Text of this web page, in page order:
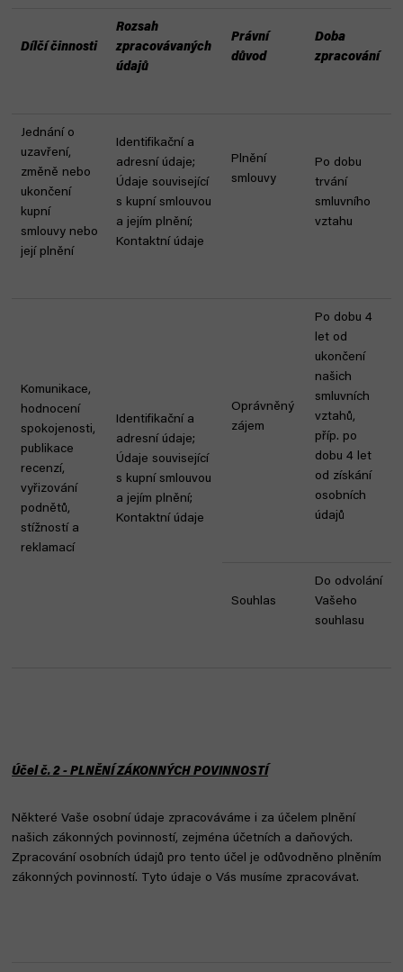
Dílčí činnosti
Rozsah
zpracovávaných
údajů
Právní
důvod
Doba
zpracování
Jednání o
uzavření,
změně nebo
ukončení
kupní
smlouvy nebo
její plnění
Identifikační a
adresní údaje;
Údaje související
s kupní smlouvou
a jejím plnění;
Kontaktní údaje
Plnění
smlouvy
Po dobu
trvání
smluvního
vztahu
Komunikace,
hodnocení
spokojenosti,
publikace
recenzí,
vyřizování
podnětů,
stížností a
reklamací
Identifikační a
adresní údaje;
Údaje související
s kupní smlouvou
a jejím plnění;
Kontaktní údaje
Oprávněný
zájem
Po dobu 4
let od
ukončení
našich
smluvních
vztahů,
příp. po
dobu 4 let
od získání
osobních
údajů
Souhlas
Do odvolání
Vašeho
souhlasu
Účel č. 2 - PLNĚNÍ ZÁKONNÝCH POVINNOSTÍ
Některé Vaše osobní údaje zpracováváme i za účelem plnění
našich zákonných povinností, zejména účetních a daňových.
Zpracování osobních údajů pro tento účel je odůvodněno plněním
zákonných povinností. Tyto údaje o Vás musíme zpracovávat.